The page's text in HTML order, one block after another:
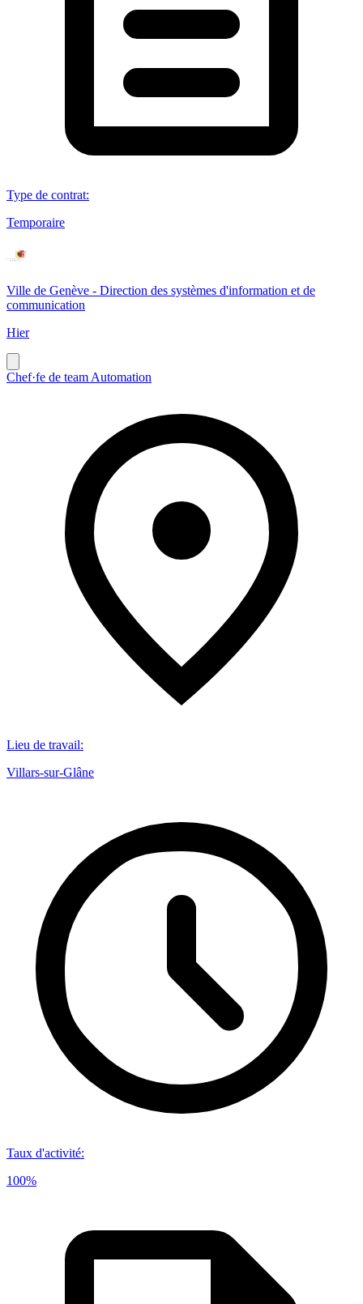
Type de contrat:
Temporaire
Ville de Genève - Direction des systèmes d'information et de
communication
Hier
Chef·fe de team Automation
Lieu de travail:
Villars-sur-Glâne
Taux d'activité:
100%